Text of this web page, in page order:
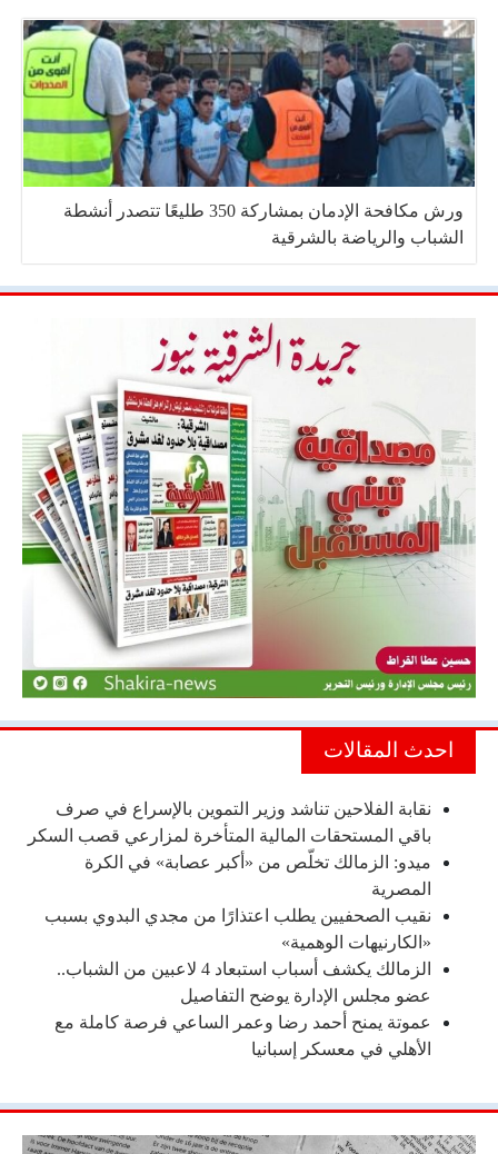
ورش مكافحة الإدمان بمشاركة 350 طليعًا تتصدر أنشطة
الشباب والرياضة بالشرقية
احدث المقالات
نقابة الفلاحين تناشد وزير التموين بالإسراع في صرف
باقي المستحقات المالية المتأخرة لمزارعي قصب السكر
ميدو: الزمالك تخلّص من «أكبر عصابة» في الكرة
المصرية
نقيب الصحفيين يطلب اعتذارًا من مجدي البدوي بسبب
«الكارنيهات الوهمية»
الزمالك يكشف أسباب استبعاد 4 لاعبين من الشباب..
عضو مجلس الإدارة يوضح التفاصيل
عموتة يمنح أحمد رضا وعمر الساعي فرصة كاملة مع
الأهلي في معسكر إسبانيا